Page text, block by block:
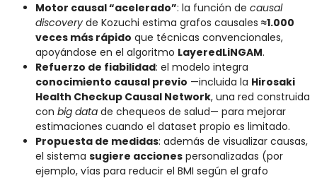
Motor causal “acelerado”: la función de causal
discovery de Kozuchi estima grafos causales ≈1.000
veces más rápido que técnicas convencionales,
apoyándose en el algoritmo LayeredLiNGAM.
Refuerzo de fiabilidad: el modelo integra
conocimiento causal previo —incluida la Hirosaki
Health Checkup Causal Network, una red construida
con big data de chequeos de salud— para mejorar
estimaciones cuando el dataset propio es limitado.
Propuesta de medidas: además de visualizar causas,
el sistema sugiere acciones personalizadas (por
ejemplo, vías para reducir el BMI según el grafo